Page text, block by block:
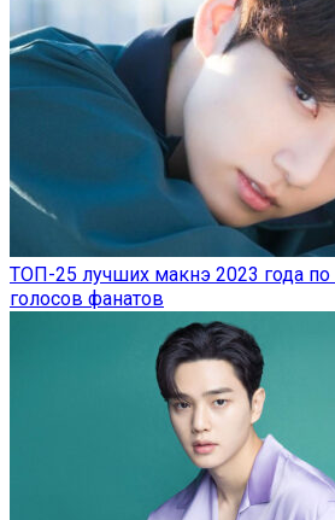
ТОП-25 лучших макнэ 2023 года по
голосов фанатов